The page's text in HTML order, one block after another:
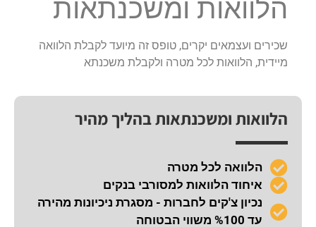
הלוואות ומשכנתאות
שכירים ועצמאים יקרים, טופס זה מיועד לקבלת הלוואה
מיידית, הלוואות לכל מטרה ולקבלת משכנתא
הלוואות ומשכנתאות בהליך מהיר
הלוואה לכל מטרה
איחוד הלוואות למסורבי בנקים
נכיון צ'קים לחברות - מסגרת ניכיונות מהירה
עד %100 משווי הבטוחה